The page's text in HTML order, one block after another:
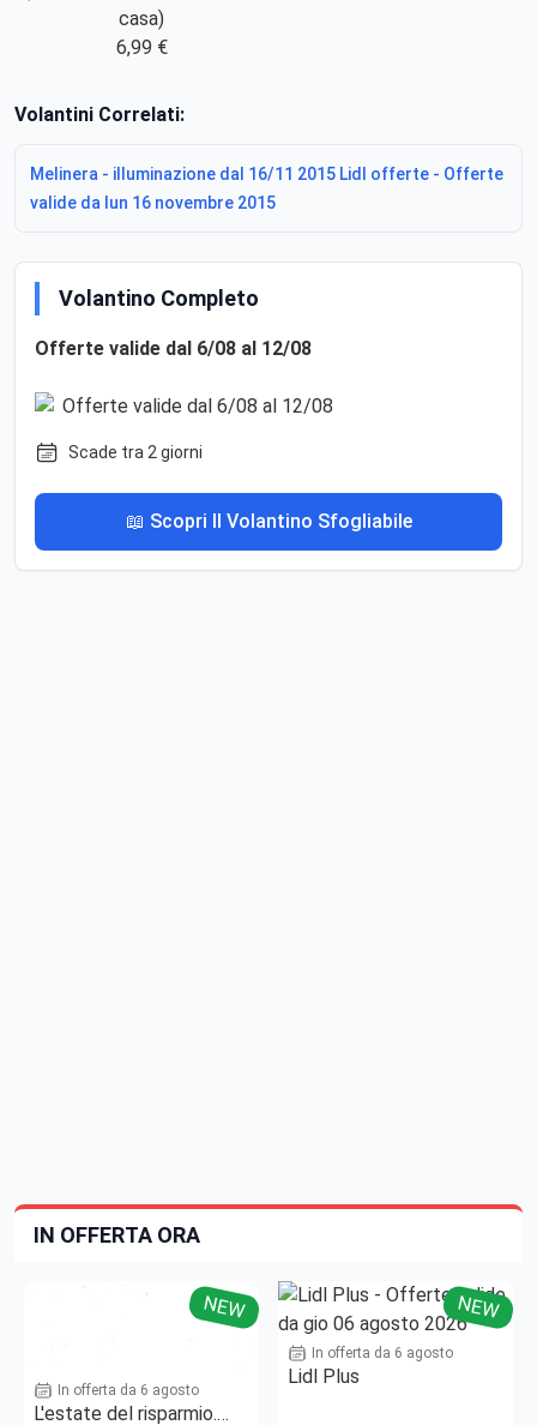
casa)
6,99 €
Volantini Correlati:
Melinera - illuminazione dal 16/11 2015 Lidl offerte - Offerte
valide da lun 16 novembre 2015
Volantino Completo
Offerte valide dal 6/08 al 12/08
Scade tra 2 giorni
📖 Scopri Il Volantino Sfogliabile
IN OFFERTA ORA
NEW
In offerta da 6 agosto
L'estate del risparmio.
NEW
In offerta da 6 agosto
Lidl Plus